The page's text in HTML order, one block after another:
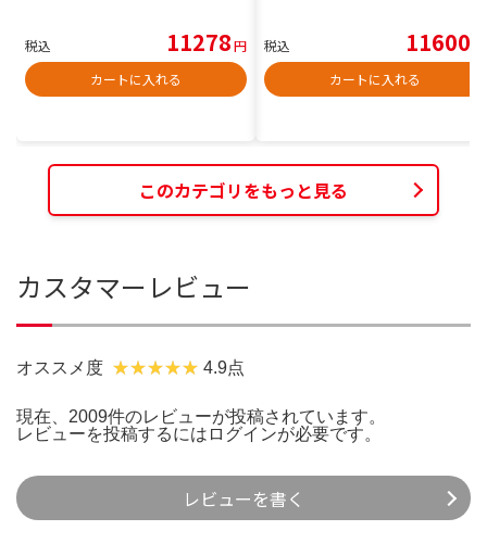
税込 11278円
カートに入れる
税込 11600
カートに入れる
このカテゴリをもっと見る
カスタマーレビュー
オススメ度 4.9点
現在、2009件のレビューが投稿されています。
レビューを投稿するには ログインが必要です。
レビューを書く